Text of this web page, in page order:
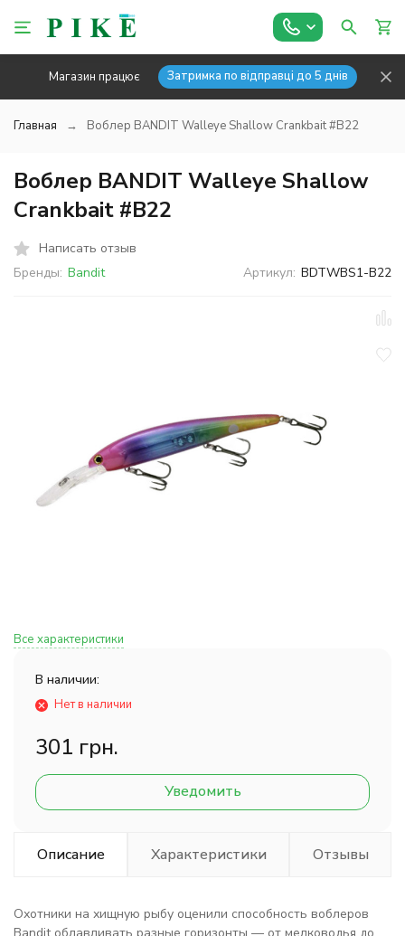
Магазин працює Затримка по відправці до 5 днів
Главная Воблер BANDIT Walleye Shallow Crankbait #B22
Воблер BANDIT Walleye Shallow
Crankbait #B22
Написать отзыв
Бренды: Bandit Артикул: BDTWBS1-B22
Все характеристики
В наличии:
Нет в наличии
301 грн.
Уведомить
Описание Характеристики Отзывы
Охотники на хищную рыбу оценили способность воблеров